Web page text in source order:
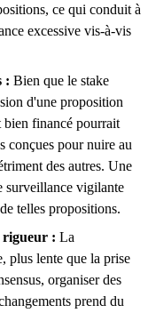
ce qui conduit à
excessive vis-à-vis
: Bien que le stake
d'une proposition
bien financé pourrait
conçues pour nuire au
des autres. Une
surveillance vigilante
telles propositions.
rigueur : La
plus lente que la prise
organiser des
prend du